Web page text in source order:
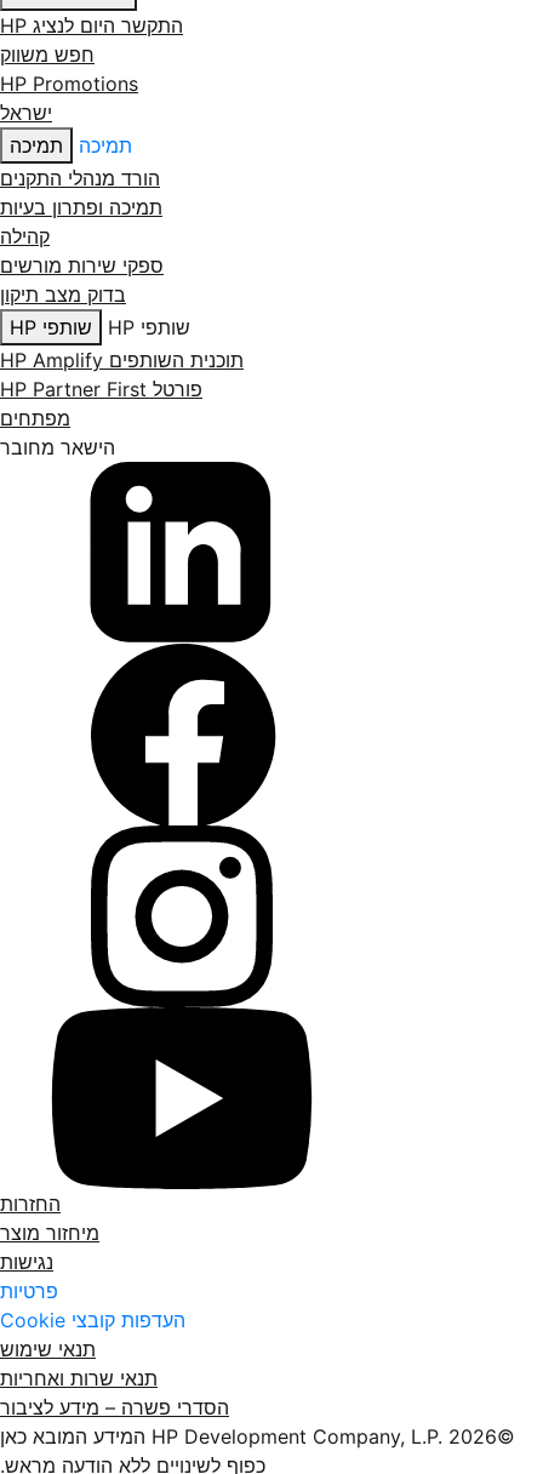
התקשר היום לנציג HP
חפש משווק
HP Promotions
ישראל
תמיכה
תמיכה
הורד מנהלי התקנים
תמיכה ופתרון בעיות
קהילה
ספקי שירות מורשים
בדוק מצב תיקון
שותפי HP
שותפי HP
תוכנית השותפים HP Amplify
פורטל HP Partner First
מפתחים
הישאר מחובר
החזרות
מיחזור מוצר
נגישות
פרטיות
העדפות קובצי Cookie
תנאי שימוש
תנאי שרות ואחריות
הסדרי פשרה – מידע לציבור
©2026 HP Development Company, L.P.‎ המידע המובא כאן
כפוף לשינויים ללא הודעה מראש.